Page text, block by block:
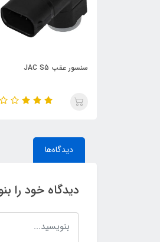
سیبک فرمان JAC J5
دیدگاه‌ها
دیدگاه خود را